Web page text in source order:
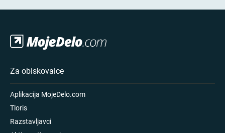
Za obiskovalce
Aplikacija MojeDelo.com
Tloris
Razstavljavci